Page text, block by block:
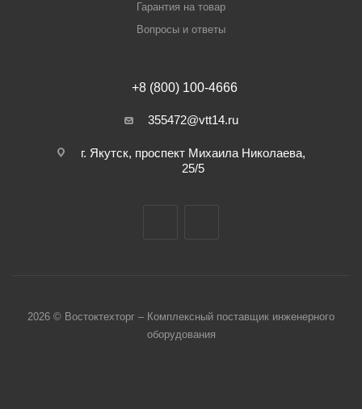
Гарантия на товар
Вопросы и ответы
+8 (800) 100-4666
355472@vtt14.ru
г. Якутск, проспект Михаила Николаева,
25/5
2026 © Востоктехторг – Комплексный поставщик инженерного
оборудования